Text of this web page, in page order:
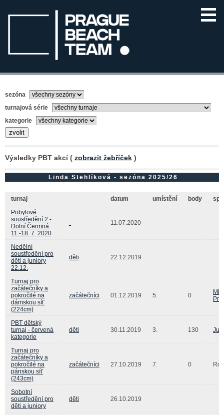
sezóna
turnajová série
kategorie
Výsledky PBT akcí ( zobrazit žebříček )
Linda Stehlíková - sezóna 2025/26
turnaj datum umístění body
Pobytové
soustředění 2 -
Dolní Čermná
11.-18. 7. 2020
- 11.07.2020
Nedělní
soustředění pro
děti a juniory
22.12.
děti 22.12.2019
Turnaj pro
začátečníky a
pokročilé na
dámskou síť
(224cm)
začátečníci 01.12.2019 5. 0
PBT dětský
turnaj - červená
kategorie
děti 30.11.2019 3. 130
Turnaj pro
začátečníky a
pokročilé na
pánskou síť
(243cm)
začátečníci 27.10.2019 7. 0
Sobotní
soustředění pro
děti a juniory
děti 26.10.2019